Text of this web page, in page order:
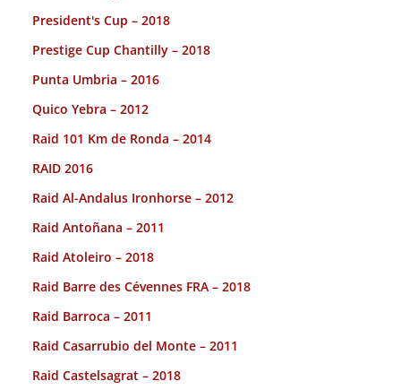
President's Cup – 2018
Prestige Cup Chantilly – 2018
Punta Umbria – 2016
Quico Yebra – 2012
Raid 101 Km de Ronda – 2014
RAID 2016
Raid Al-Andalus Ironhorse – 2012
Raid Antoñana – 2011
Raid Atoleiro – 2018
Raid Barre des Cévennes FRA – 2018
Raid Barroca – 2011
Raid Casarrubio del Monte – 2011
Raid Castelsagrat – 2018